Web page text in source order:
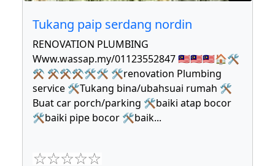
Tukang paip serdang nordin
RENOVATION PLUMBING
Www.wassap.my/01123552847 🇲🇾🇲🇾🇲🇾🏠🛠
⚒ ⚒⚒⚒🛠🛠 🛠renovation Plumbing
service 🛠Tukang bina/ubahsuai rumah 🛠
Buat car porch/parking 🛠baiki atap bocor
🛠baiki pipe bocor 🛠baik...